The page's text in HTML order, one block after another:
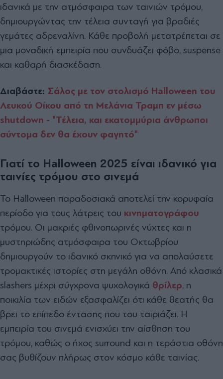
ιδανικά με την ατμόσφαιρα των ταινιών τρόμου,
δημιουργώντας την τέλεια συνταγή για βραδιές
γεμάτες αδρεναλίνη. Κάθε προβολή μετατρέπεται σε
μια μοναδική εμπειρία που συνδυάζει φόβο, suspense
και καθαρή διασκέδαση.
Διαβάστε: Σάλος με τον στολισμό Halloween του
Λευκού Οίκου από τη Μελάνια Τραμπ εν μέσω
shutdown - "Τέλεια, και εκατομμύρια άνθρωποι
σύντομα δεν θα έχουν φαγητό"
Γιατί το Halloween 2025 είναι ιδανικό για
ταινίες τρόμου στο σινεμά
Το Halloween παραδοσιακά αποτελεί την κορυφαία
περίοδο για τους λάτρεις του κινηματογράφου
τρόμου. Οι μακριές φθινοπωρινές νύχτες και η
μυστηριώδης ατμόσφαιρα του Οκτωβρίου
δημιουργούν το ιδανικό σκηνικό για να απολαύσετε
τρομακτικές ιστορίες στη μεγάλη οθόνη. Από κλασικά
slashers μέχρι σύγχρονα ψυχολογικά θρίλερ, η
ποικιλία των ειδών εξασφαλίζει ότι κάθε θεατής θα
βρει το επίπεδο έντασης που του ταιριάζει. Η
εμπειρία του σινεμά ενισχύει την αίσθηση του
τρόμου, καθώς ο ήχος surround και η τεράστια οθόνη
σας βυθίζουν πλήρως στον κόσμο κάθε ταινίας.